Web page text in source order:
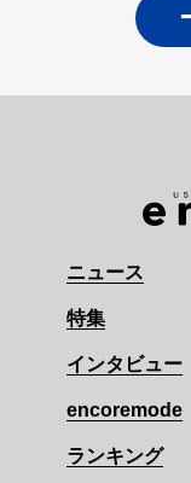
ニュース
特集
インタビュー
encoremode
ランキング